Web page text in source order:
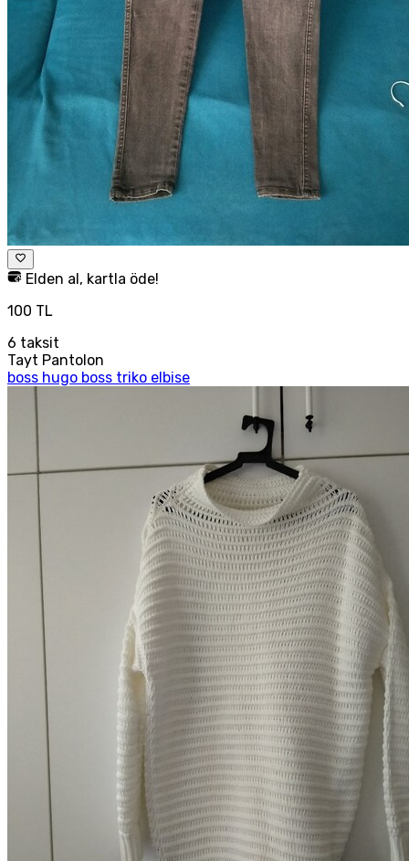
Elden al, kartla öde!
100 TL
6 taksit
Tayt Pantolon
boss hugo boss triko elbise